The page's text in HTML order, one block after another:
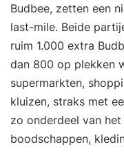
Budbee, zetten een
last-mile. Beide
ruim 1.000 extra
dan 800 op plekken
supermarkten,
kluizen, straks met
zo onderdeel van
boodschappen,